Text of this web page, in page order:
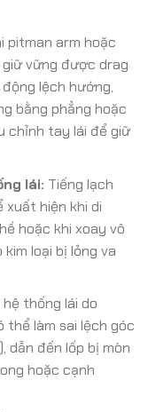
pitman arm hoặc
vững được drag
lệch hướng,
bằng phẳng hoặc
chỉnh tay lái để giữ
lái: Tiếng lạch
hiện khi di
hoặc khi xoay vô
loại bị lỏng va
thống lái do
thể làm sai lệch góc
dẫn đến lốp bị mòn
hoặc cạnh